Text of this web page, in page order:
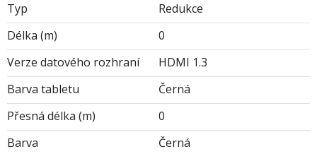
Typ
Redukce
Délka (m)
0
Verze datového rozhraní
HDMI 1.3
Barva tabletu
Černá
Přesná délka (m)
0
Barva
Černá